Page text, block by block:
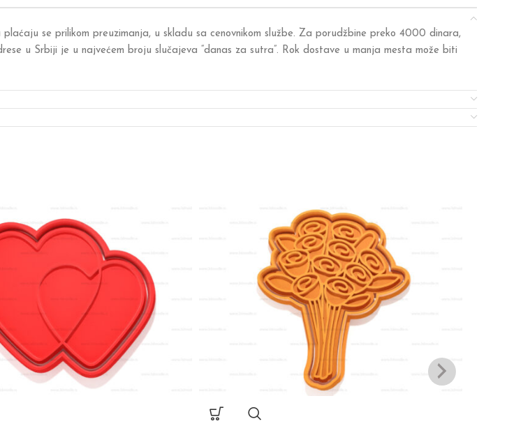
se prilikom preuzimanja, u skladu sa cenovnikom službe. Za porudžbine preko 4000 dinara,
u Srbiji je u najvećem broju slučajeva “danas za sutra”. Rok dostave u manja mesta može biti